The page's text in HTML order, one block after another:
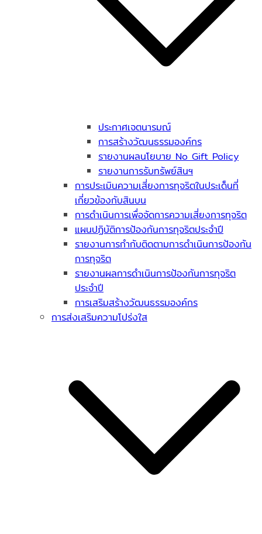
ประกาศเจตนารมณ์
การสร้างวัฒนธรรมองค์กร
รายงานผลนโยบาย No Gift Policy
รายงานการรับทรัพย์สินฯ
การประเมินความเสี่ยงการทุจริตในประเด็นที่
เกี่ยวข้องกับสินบน
การดำเนินการเพื่อจัดการความเสี่ยงการทุจริต
แผนปฏิบัติการป้องกันการทุจริตประจำปี
รายงานการกำกับติดตามการดำเนินการป้องกัน
การทุจริต
รายงานผลการดำเนินการป้องกันการทุจริต
ประจำปี
การเสริมสร้างวัฒนธรรมองค์กร
การส่งเสริมความโปร่งใส